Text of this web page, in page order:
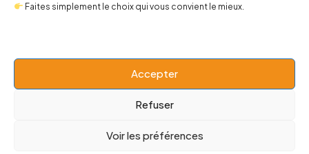
Faites simplement le choix qui vous convient le mieux.
Accepter
Refuser
Voir les préférences